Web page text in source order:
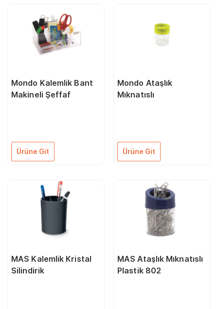
Mondo Kalemlik Bant
Makineli Şeffaf
Ürüne Git
Mondo Ataşlık
Mıknatıslı
Ürüne Git
MAS Kalemlik Kristal
Silindirik
MAS Ataşlık Mıknatıslı
Plastik 802